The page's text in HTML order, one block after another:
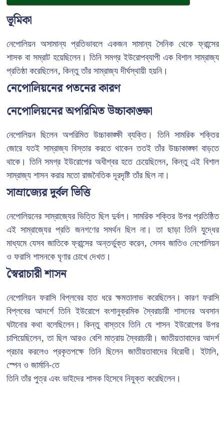
ভূমিকা
নেপোলিয়ন অসামান্য প্রতিভাবলে একজন সামান্য সৈনিক থেকে ফ্রান্সের
শাসক বা সম্রাট হয়েছিলেন। তিনি সমগ্র ইউরোপব্যাপী এক বিশাল সাম্রাজ্য
প্রতিষ্ঠা করেছিলেন, কিন্তু তাঁর সাম্রাজ্য দীর্ঘস্থায়ী হয়নি।
নেপোলিয়নের পতনের কারণ
নেপোলিয়নের অপরিমিত উচ্চাকাঙ্ক্ষা
নেপোলিয়ন ছিলেন অপরিমিত উচ্চাকাঙ্ক্ষী ব্যক্তি। তিনি সামরিক শক্তির
জোরে যতই সাম্রাজ্য বিস্তার করতে থাকেন ততই তাঁর উচ্চাকাঙ্ক্ষা বাড়তে
থাকে। তিনি সমগ্র ইউরোপের অধীশ্বর হতে চেয়েছিলেন, কিন্তু এই বিশাল
সাম্রাজ্য শাসন করার মতো রাজনৈতিক দূরদৃষ্টি তাঁর ছিল না।
সাম্রাজ্যের দুর্বল ভিত্তি
নেপোলিয়নের সাম্রাজ্যের ভিত্তি ছিল দুর্বল। সামরিক শক্তির উপর প্রতিষ্ঠিত
এই সাম্রাজ্যের প্রতি জনগণের সমর্থন ছিল না। তা ছাড়া তিনি যুদ্ধের
মাধ্যমে যেসব জাতিকে ফ্রান্সের অন্তর্ভুক্ত করেন, সেসব জাতিও নেপোলিয়ন
ও ফরাসি শাসনকে ঘৃণার চোখে দেখত।
স্বৈরাচারী শাসন
নেপোলিয়ন ফরাসি বিপ্লবের হাত ধরে ক্ষমতালাভ করেছিলেন। কারণ ফরাসি
বিপ্লবের আদর্শে তিনি ইউরোপে বংশানুক্রমিক স্বৈরাচারী শাসনের অবসান
ঘটানোর কথা বলেছিলেন। কিন্তু বাস্তবে তিনি যে শাসন ইউরোপের উপর
চাপিয়েছিলেন, তা ছিল আরও বেশি মাত্রায় স্বৈরাচারী। জাতীয়তাবাদের আদর্শ
প্রচার করলেও প্রকৃতপক্ষে তিনি ছিলেন জাতীয়তাবাদের বিরোধী। ইটালি,
স্পেন ও জার্মানি-তে
তিনি তাঁর পুত্র এবং ভাইদের শাসক হিসেবে নিযুক্ত করেছিলেন।